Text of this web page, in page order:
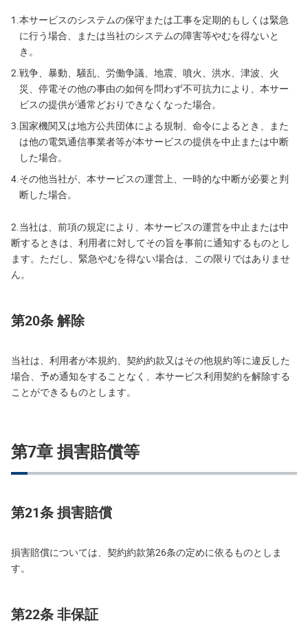
1.本サービスのシステムの保守または工事を定期的もしくは緊急
に行う場合、または当社のシステムの障害等やむを得ないと
き。
2.戦争、暴動、騒乱、労働争議、地震、噴火、洪水、津波、火
災、停電その他の事由の如何を問わず不可抗力により、本サー
ビスの提供が通常どおりできなくなった場合。
3.国家機関又は地方公共団体による規制、命令によるとき、また
は他の電気通信事業者等が本サービスの提供を中止または中断
した場合。
4.その他当社が、本サービスの運営上、一時的な中断が必要と判
断した場合。
2.当社は、前項の規定により、本サービスの運営を中止または中
断するときは、利用者に対してその旨を事前に通知するものとし
ます。ただし、緊急やむを得ない場合は、この限りではありませ
ん。
第20条 解除
当社は、利用者が本規約、契約約款又はその他規約等に違反した
場合、予め通知をすることなく、本サービス利用契約を解除する
ことができるものとします。
第7章 損害賠償等
第21条 損害賠償
損害賠償については、契約約款第26条の定めに依るものとしま
す。
第22条 非保証